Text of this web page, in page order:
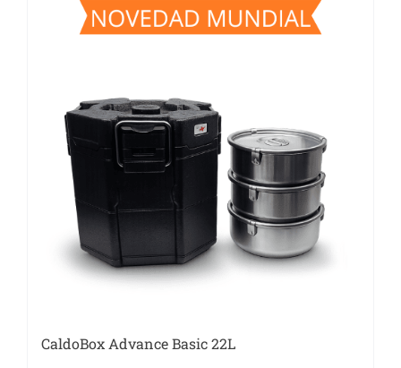
91 629 17 10
CaldoBox Advance Basic 22L